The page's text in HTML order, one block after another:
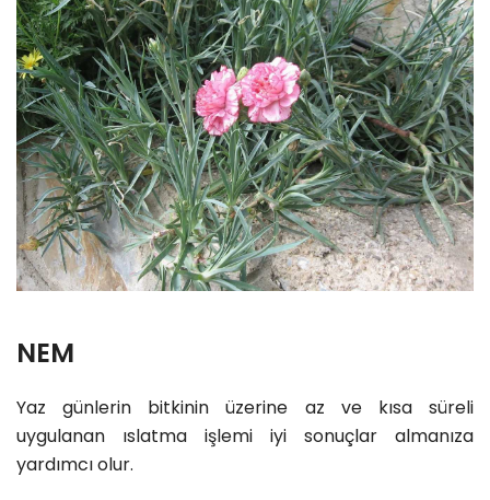
NEM
Yaz günlerin bitkinin üzerine az ve kısa süreli
uygulanan ıslatma işlemi iyi sonuçlar almanıza
yardımcı olur.